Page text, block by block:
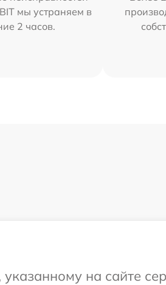
мы устраняем в
2 часов.
на сайте